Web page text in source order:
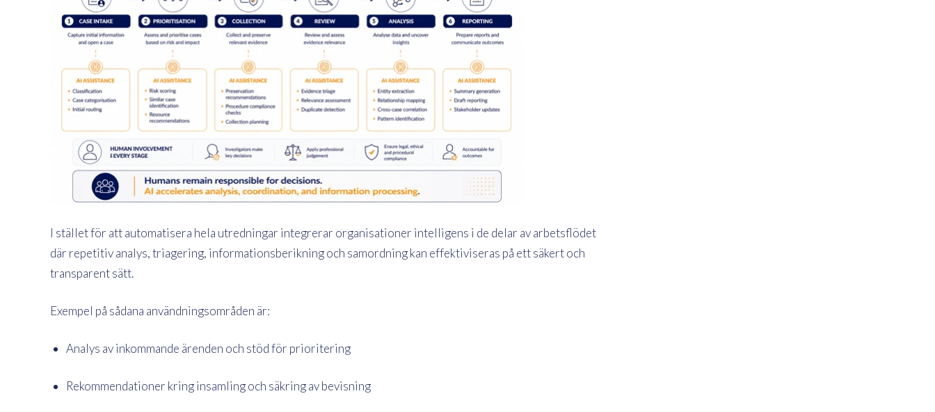
I stället för att automatisera hela utredningar integrerar organisationer intelligens i de delar av arbetsflödet
där repetitiv analys, triagering, informationsberikning och samordning kan effektiviseras på ett säkert och
transparent sätt.
Exempel på sådana användningsområden är:
Analys av inkommande ärenden och stöd för prioritering
Rekommendationer kring insamling och säkring av bevisning